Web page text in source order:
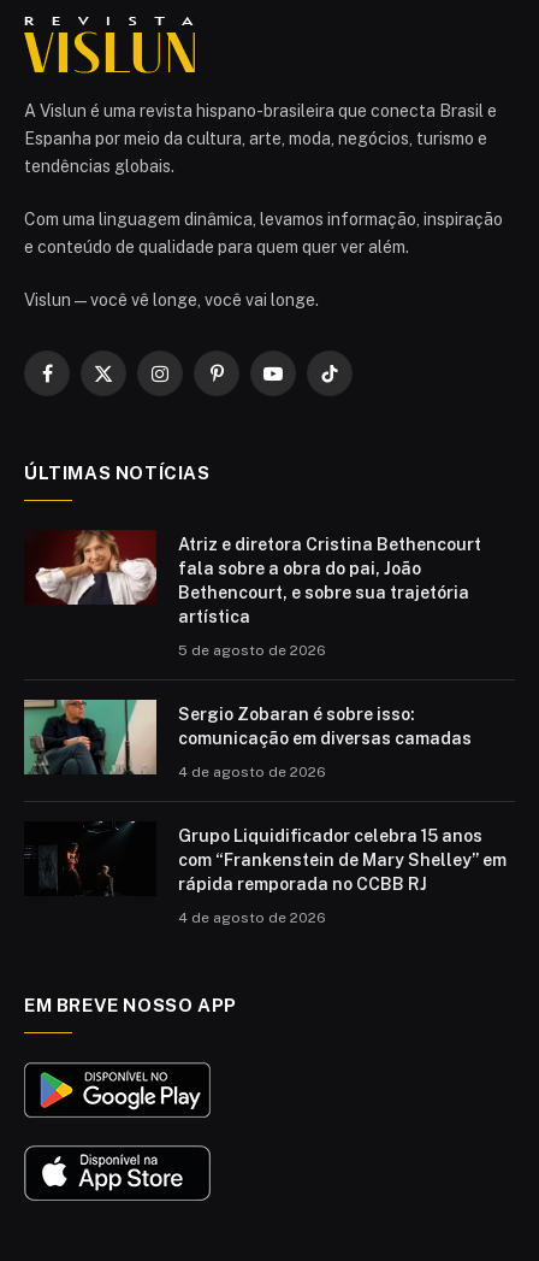
A Vislun é uma revista hispano-brasileira que conecta Brasil e
Espanha por meio da cultura, arte, moda, negócios, turismo e
tendências globais.
Com uma linguagem dinâmica, levamos informação, inspiração
e conteúdo de qualidade para quem quer ver além.
Vislun — você vê longe, você vai longe.
Facebook
X
InstagramPinterestYouTubeTikTok
ÚLTIMAS NOTÍCIAS
Atriz e diretora Cristina Bethencourt
fala sobre a obra do pai, João
Bethencourt, e sobre sua trajetória
artística
5 de agosto de 2026
Sergio Zobaran é sobre isso:
comunicação em diversas camadas
4 de agosto de 2026
Grupo Liquidificador celebra 15 anos
com “Frankenstein de Mary Shelley” em
rápida remporada no CCBB RJ
4 de agosto de 2026
EM BREVE NOSSO APP